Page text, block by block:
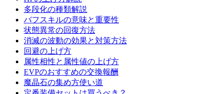
多段化の種類解説
バフスキルの意味と重要性
状態異常の回復方法
消滅の波動の効果と対策方法
回避の上げ方
属性相性と属性値の上げ方
EVPのおすすめの交換報酬
魔晶石の集め方使い道